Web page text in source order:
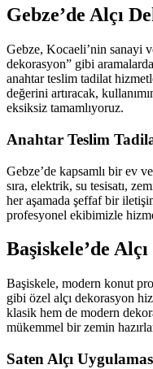
Gebze’de Alçı
Gebze, Kocaeli’nin sanayi
dekorasyon” gibi
anahtar teslim tadilat
değerini artıracak,
eksiksiz tamamlıyoruz.
Anahtar Teslim
Gebze’de kapsamlı bir ev
sıra, elektrik, su tesisatı,
her aşamada şeffaf bir
profesyonel ekibimizle
Başiskele’de
Başiskele, modern konut
gibi özel alçı dekorasyon
klasik hem de modern
mükemmel bir zemin
Saten Alçı